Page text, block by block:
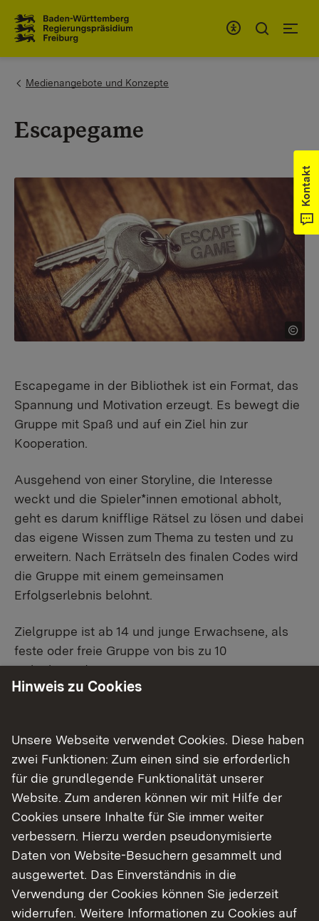
You are here:
Medienangebote und Konzepte
Escapegame
Kontakt
Escapegame in der Bibliothek ist ein Format, das
Spannung und Motivation erzeugt. Es bewegt die
Gruppe mit Spaß und auf ein Ziel hin zur
Kooperation.
Ausgehend von einer Storyline, die Interesse
weckt und die Spieler*innen emotional abholt,
geht es darum knifflige Rätsel zu lösen und dabei
das eigene Wissen zum Thema zu testen und zu
erweitern. Nach Errätseln des finalen Codes wird
die Gruppe mit einem gemeinsamen
Erfolgserlebnis belohnt.
Zielgruppe ist ab 14 und junge Erwachsene, als
feste oder freie Gruppe von bis zu 10
Teilnehmenden.
​​Das Ausleihangebot der Fachstelle beinhaltet
eine Konzeptmappe (Konzept und
Planungsraster, Inhaltsangabe, Übersicht der
Spielstruktur und der Codes), sowie 4
Geldtaschen mit integriertem Zahlenschloss, 1
durchsichtige Bodenmappe mit Einsteckfächern
und 24 bedruckten Karten zum Einstecken, 1
Bodenroboter Bluebot mit Ladekabel, 4 Bücher, 1
IPad, 2 präparierte Brockhaus-Bücher, sowie
diverses beiliegendes Material.
Hinweis zu Cookies
Unsere Webseite verwendet Cookies. Diese haben
zwei Funktionen: Zum einen sind sie erforderlich
für die grundlegende Funktionalität unserer
Website. Zum anderen können wir mit Hilfe der
Cookies unsere Inhalte für Sie immer weiter
verbessern. Hierzu werden pseudonymisierte
Daten von Website-Besuchern gesammelt und
ausgewertet. Das Einverständnis in die
Verwendung der Cookies können Sie jederzeit
widerrufen. Weitere Informationen zu Cookies auf